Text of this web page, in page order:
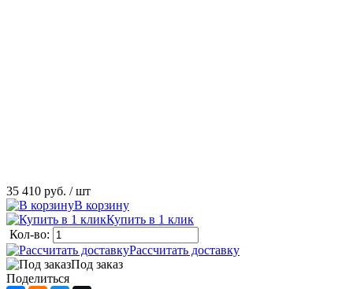
35 410 руб. / шт
В корзину
Купить в 1 клик
Кол-во:
Рассчитать доставку
Под заказ
Поделиться